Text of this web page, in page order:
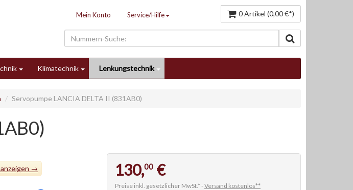
Mein Konto Service/Hilfe 0 Artikel (0,00 €*)
Klimatechnik Lenkungstechnik
Servopumpe LANCIA DELTA II (831AB0)
130,00 €
Preise inkl. gesetzlicher MwSt.* -Versand kostenlos**